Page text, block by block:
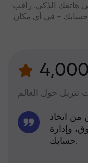
هاتفك الذكي. راقب
حسابك - في أي مكان
من اتخاذ
وإدارة
حسابك.